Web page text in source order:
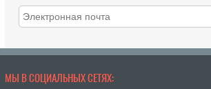
МЫ В СОЦИАЛЬНЫХ СЕТЯХ: